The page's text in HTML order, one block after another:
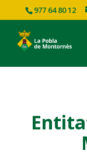
977 64 80 12